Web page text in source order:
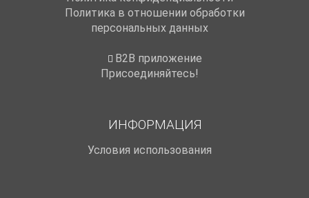
Политика в отношении обработки
персональных данных
B2B приложение
Присоединяйтесь!
ИНФОРМАЦИЯ
Условия использования